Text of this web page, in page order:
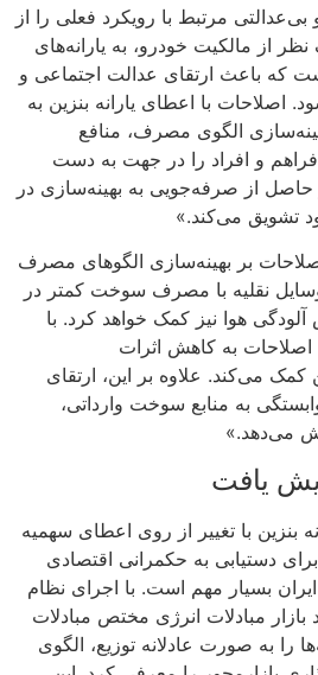
بی‌عدالتی مرتبط با رویکرد فعلی را از
از مالکیت خودرو، به یارانه‌های
که باعث ارتقای عدالت اجتماعی و
اصلاحات با اعطای یارانه بنزین به
الگوی مصرف، منافع
فراهم و افراد را در جهت به دست
از صرفه‌جویی به بهینه‌سازی در
تشویق می‌کند.»
بر بهینه‌سازی الگو‌های مصرف
نقلیه با مصرف سوخت کمتر در
هوا نیز کمک خواهد کرد. با
به کاهش اثرات
می‌کند. علاوه بر این، ارتقای
به منابع سوخت وارداتی،
می‌دهد.»
یافت
بنزین با تغییر از روی اعطای سهمیه
دستیابی به حکمرانی اقتصادی
بسیار مهم است. با اجرای نظام
بازار مبادلات انرژی مختص مبادلات
را به صورت عادلانه توزیع، الگوی